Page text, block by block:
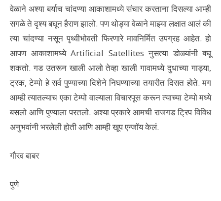
वेळाने अश्या बर्याच चांदण्या आकाशामध्ये संचार करताना दिसल्या आम्ही
सगळे ते दृश्य बघून हैराण झालो. पण थोड्या वेळाने माझ्या लक्षात आलं की
त्या चांदण्या नसून पृथ्वीभोवती फिरणारे मावनिर्मित उपग्रह आहेत. हो
आपण आकाशामध्ये Artificial Satellites नुसत्या डोळ्यांनी बघू
शकतो. गड उतरून खाली आलो तेव्हा खाली गावामध्ये दुधाच्या गाड्या,
ट्रक, टेम्पो हे सर्व पुण्याच्या दिशेने निघण्याच्या तयारीत दिसत होते. मग
आम्ही त्यातल्याच एका टेम्पो वाल्याला विचारपूस करून त्याच्या टेम्पो मध्ये
बसलो आणि पुण्याला परतलो. अश्या प्रकारे आमची राजगड ट्रिप विविध
अनुभवांनी भरलेली होती आणि आम्ही खूप एन्जॉय केलं.
गौरव बाबर
पुणे